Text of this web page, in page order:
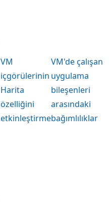
VM
içgörülerinin
Harita
özelliğini
etkinleştirme
VM'de çalışan
uygulama
bileşenleri
arasındaki
bağımlılıklar